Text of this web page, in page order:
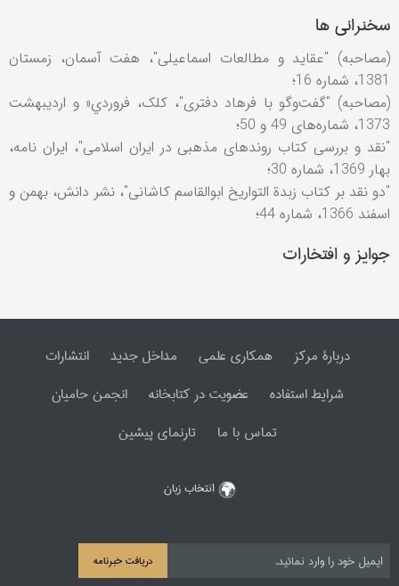
سخنرانی ها
(مصاحبه) "عقايد و مطالعات اسماعيلی"، هفت آسمان، زمستان
1381، شماره 16؛
(مصاحبه) "گفت‌وگو با فرهاد دفتری"، کلک، فروردي« و ارديبهشت
1373، شماره‌های 49 و 50؛
"نقد و بررسی کتاب روندهای مذهبی در ايران اسلامی"، ايران نامه،
بهار 1369، شماره 30؛
"دو نقد بر کتاب زبدة التواريخ ابوالقاسم کاشانی"، نشر دانش، بهمن و
اسفند 1366، شماره 44؛
جوایز و افتخارات
دربارۀ مرکز همکاری علمی مداخل جدید
انتشارات
شرایط استفاده
عضویت در کتابخانه
انجمن حامیان
تماس با ما
تارنمای پیشین
انتخاب زبان
دریافت خبرنامه